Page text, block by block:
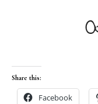
Share this:
Facebook